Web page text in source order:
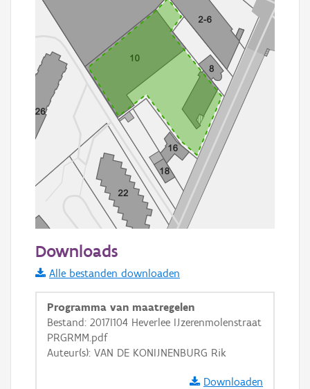
Informatie Vlaanderen
i
+
Downloads
Alle bestanden downloaden
Programma van maatregelen
Bestand: 2017I104 Heverlee IJzerenmolenstraat
PRGRMM.pdf
Auteur(s): VAN DE KONIJNENBURG Rik
Downloaden